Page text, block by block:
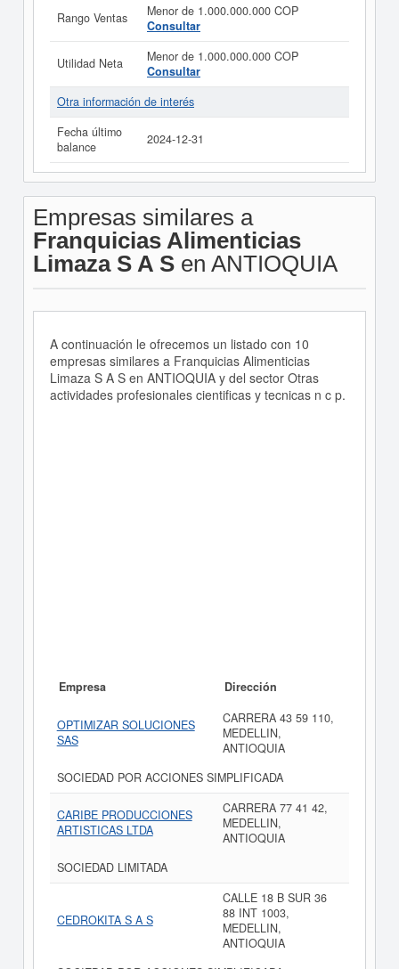
Rango Ventas
Menor de 1.000.000.000 COP
Consultar
Utilidad Neta
Menor de 1.000.000.000 COP
Consultar
Otra información de interés
Fecha último
balance
2024-12-31
Empresas similares a
Franquicias Alimenticias
Limaza S A Sen ANTIOQUIA
A continuación le ofrecemos un listado con 10
empresas similares a Franquicias Alimenticias
Limaza S A S en ANTIOQUIA y del sector Otras
actividades profesionales cientificas y tecnicas n c p.
Empresa Dirección
OPTIMIZAR SOLUCIONES
SAS
CARRERA 43 59 110,
MEDELLIN,
ANTIOQUIA
SOCIEDAD POR ACCIONES SIMPLIFICADA
CARIBE PRODUCCIONES
ARTISTICAS LTDA
CARRERA 77 41 42,
MEDELLIN,
ANTIOQUIA
SOCIEDAD LIMITADA
CEDROKITA S A S
CALLE 18 B SUR 36
88 INT 1003,
MEDELLIN,
ANTIOQUIA